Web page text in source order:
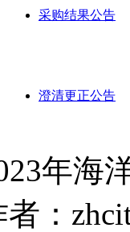
采购结果公告
澄清更正公告
年海
者：